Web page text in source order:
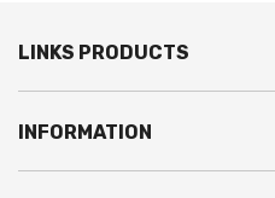
LINKS PRODUCTS
INFORMATION